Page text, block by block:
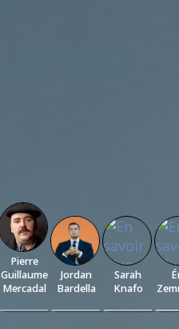
Pierre
Guillaume
Mercadal
0.19
Jordan
Bardella
0.19
Sarah
Knafo
0.19